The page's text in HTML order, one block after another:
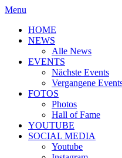
Menu
HOME
NEWS
Alle News
EVENTS
Nächste Events
Vergangene
FOTOS
Photos
Hall of Fame
YOUTUBE
SOCIAL MEDIA
Youtube